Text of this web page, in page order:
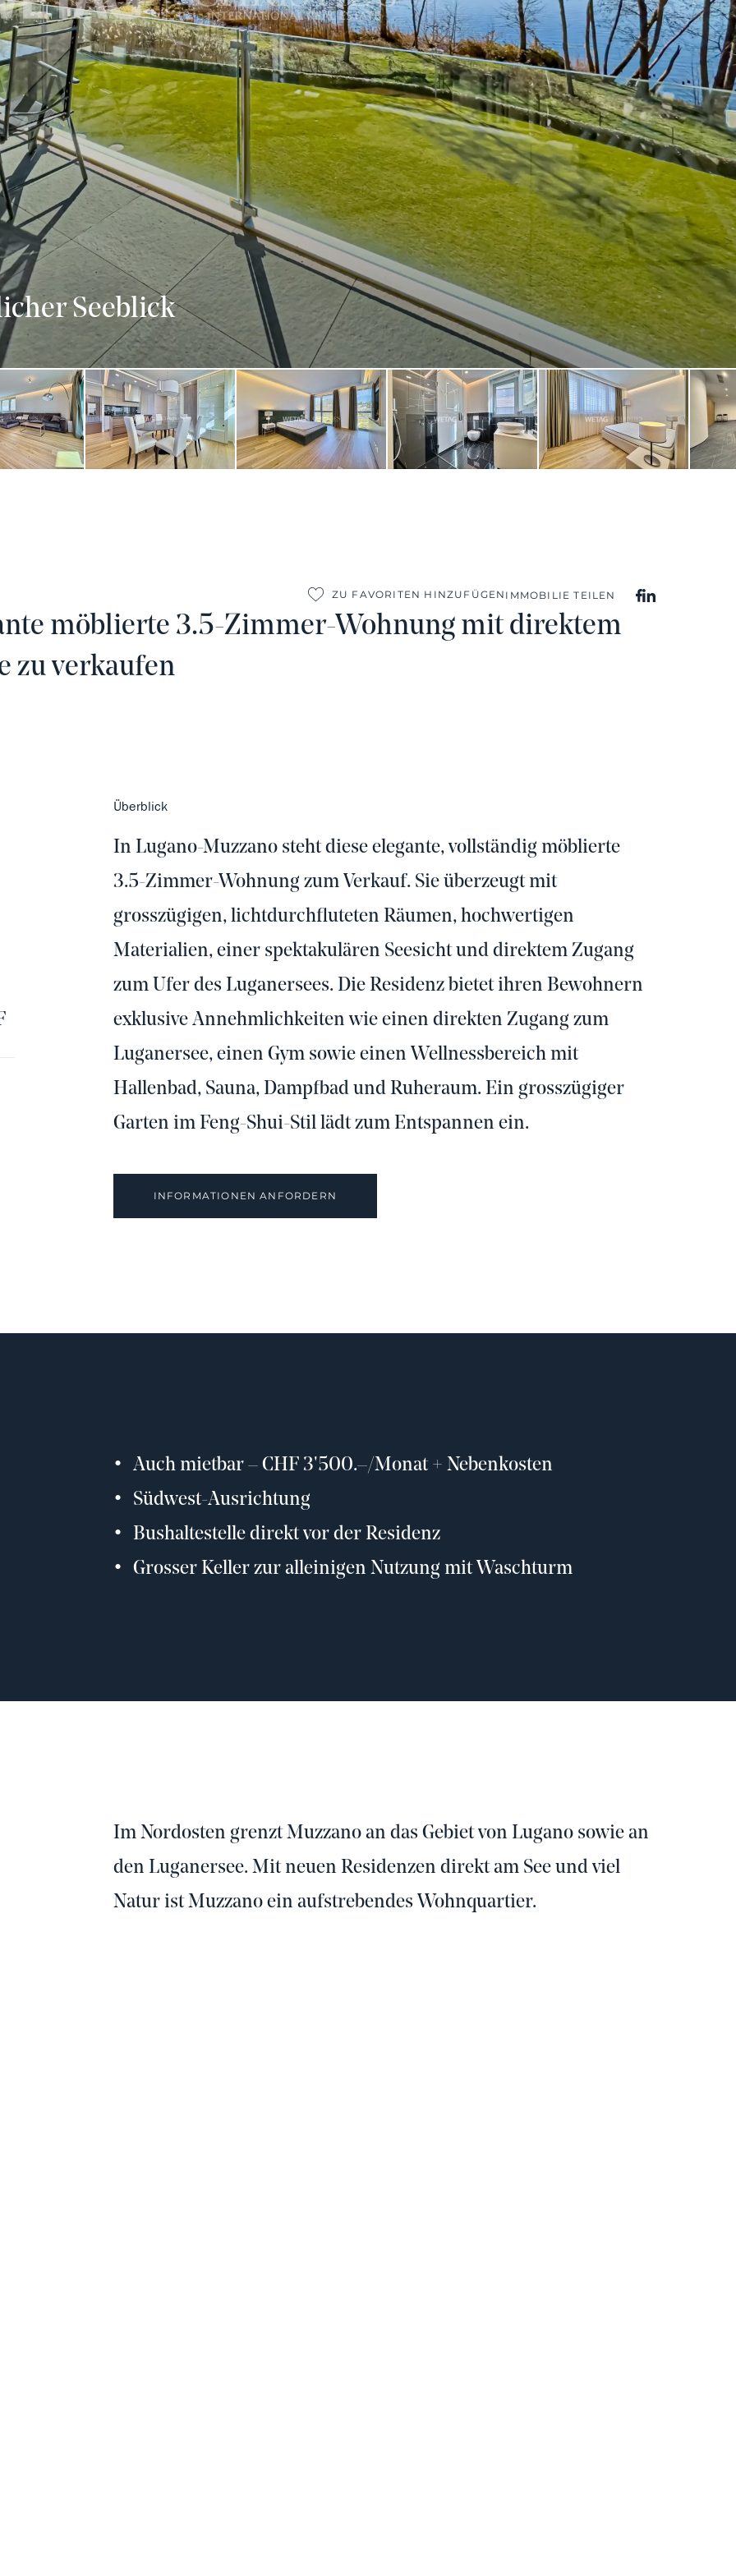
Seeblick
ZU FAVORITEN HINZUFÜGEN IMMOBILIE TEILEN
möblierte 3.5-Zimmer-Wohnung mit direktem
zu verkaufen
Überblick
In Lugano-Muzzano steht diese elegante, vollständig möblierte
3.5-Zimmer-Wohnung zum Verkauf. Sie überzeugt mit
grosszügigen, lichtdurchfluteten Räumen, hochwertigen
Materialien, einer spektakulären Seesicht und direktem Zugang
zum Ufer des Luganersees. Die Residenz bietet ihren Bewohnern
exklusive Annehmlichkeiten wie einen direkten Zugang zum
Luganersee, einen Gym sowie einen Wellnessbereich mit
Hallenbad, Sauna, Dampfbad und Ruheraum. Ein grosszügiger
Garten im Feng-Shui-Stil lädt zum Entspannen ein.
INFORMATIONEN ANFORDERN
Auch mietbar – CHF 3'500.–/Monat + Nebenkosten
Südwest-Ausrichtung
Bushaltestelle direkt vor der Residenz
Grosser Keller zur alleinigen Nutzung mit Waschturm
Im Nordosten grenzt Muzzano an das Gebiet von Lugano sowie an
den Luganersee. Mit neuen Residenzen direkt am See und viel
Natur ist Muzzano ein aufstrebendes Wohnquartier.